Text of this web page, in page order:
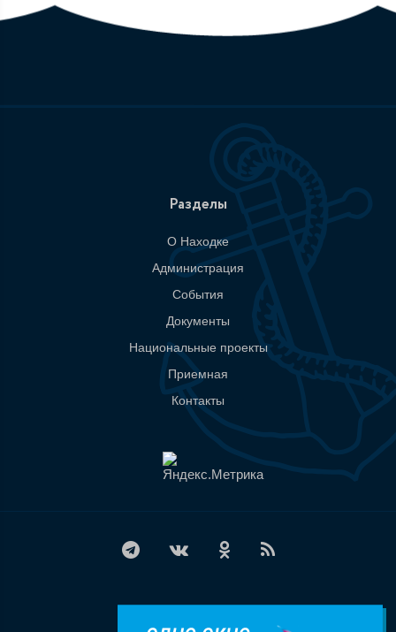
Разделы
О Находке
Администрация
События
Документы
Национальные проекты
Приемная
Контакты